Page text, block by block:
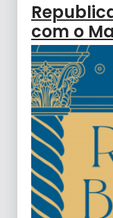
com o
Bignotto.